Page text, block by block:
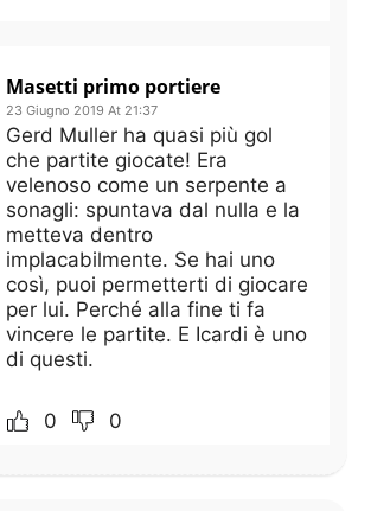
Masetti primo portiere
23 Giugno 2019 At 21:37
Gerd Muller ha quasi più gol
che partite giocate! Era
velenoso come un serpente a
sonagli: spuntava dal nulla e la
metteva dentro
implacabilmente. Se hai uno
così, puoi permetterti di giocare
per lui. Perché alla fine ti fa
vincere le partite. E Icardi è uno
di questi.
0 0